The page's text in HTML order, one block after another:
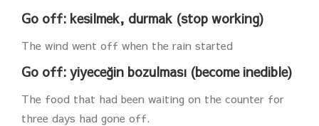
Go off: kesilmek, durmak (stop working)
The wind went off when the rain started
Go off: yiyeceğin bozulması (become inedible)
The food that had been waiting on the counter for
three days had gone off.